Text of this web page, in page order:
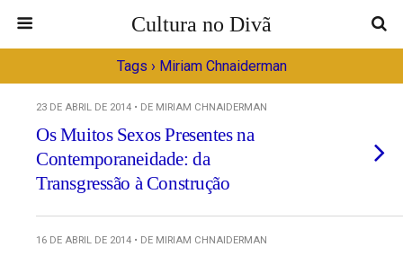
Cultura no Divã
Tags › Miriam Chnaiderman
23 DE ABRIL DE 2014 • DE MIRIAM CHNAIDERMAN
Os Muitos Sexos Presentes na
Contemporaneidade: da
Transgressão à Construção
16 DE ABRIL DE 2014 • DE MIRIAM CHNAIDERMAN